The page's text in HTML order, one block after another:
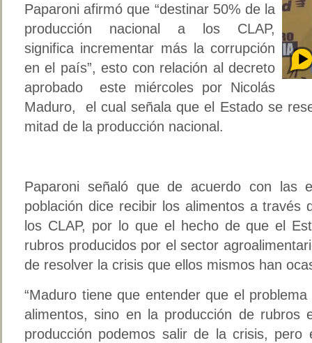
Paparoni afirmó que “destinar 50% de la
producción nacional a los CLAP,
significa incrementar más la corrupción
en el país”, esto con relación al decreto
aprobado este miércoles por Nicolás
Maduro, el cual señala que el Estado se
mitad de la producción nacional.
Paparoni señaló que de acuerdo con las
población dice recibir los alimentos a través
los CLAP, por lo que el hecho de que el
rubros producidos por el sector
de resolver la crisis que ellos mismos han
“Maduro tiene que entender que el
alimentos, sino en la producción de
producción podemos salir de la crisis, pero